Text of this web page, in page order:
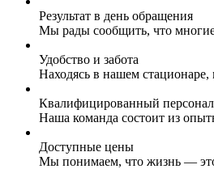
Результат в день обращения
Мы рады сообщить, что
Удобство и забота
Находясь в нашем
Квалифицированный персонал
Наша команда состоит из
Доступные цены
Мы понимаем, что жизнь — это